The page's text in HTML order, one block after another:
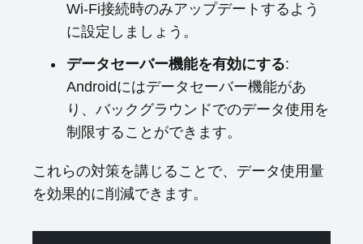
Wi-Fi接続時のみアップデートするよう
に設定しましょう。
データセーバー機能を有効にする:
Androidにはデータセーバー機能があ
り、バックグラウンドでのデータ使用を
制限することができます。
これらの対策を講じることで、データ使用量
を効果的に削減できます。